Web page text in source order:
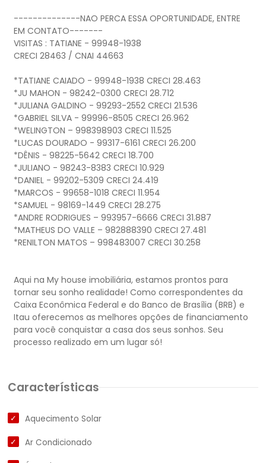
--------------NAO PERCA ESSA OPORTUNIDADE, ENTRE
EM CONTATO-------
VISITAS : TATIANE - 99948-1938
CRECI 28463 / CNAI 44663
*TATIANE CAIADO - 99948-1938 CRECI 28.463
*JU MAHON - 98242-0300 CRECI 28.712
*JULIANA GALDINO - 99293-2552 CRECI 21.536
*GABRIEL SILVA - 99996-8505 CRECI 26.962
*WELINGTON – 998398903 CRECI 11.525
*LUCAS DOURADO - 99317-6161 CRECI 26.200
*DÊNIS - 98225-5642 CRECI 18.700
*JULIANO - 98243-8383 CRECI 10.929
*DANIEL - 99202-5309 CRECI 24.419
*MARCOS - 99658-1018 CRECI 11.954
*SAMUEL - 98169-1449 CRECI 28.275
*ANDRE RODRIGUES – 993957-6666 CRECI 31.887
*MATHEUS DO VALLE – 982888390 CRECI 27.481
*RENILTON MATOS – 998483007 CRECI 30.258
Aqui na My house imobiliária, estamos prontos para
tornar seu sonho realidade! Como correspondentes da
Caixa Econômica Federal e do Banco de Brasília (BRB) e
Itau oferecemos as melhores opções de financiamento
para você conquistar a casa dos seus sonhos. Seu
Características
Aquecimento Solar
Ar Condicionado